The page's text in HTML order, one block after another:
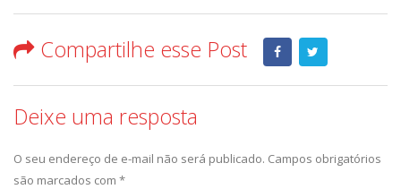
Compartilhe esse Post
Deixe uma resposta
O seu endereço de e-mail não será publicado. Campos obrigatórios
são marcados com *